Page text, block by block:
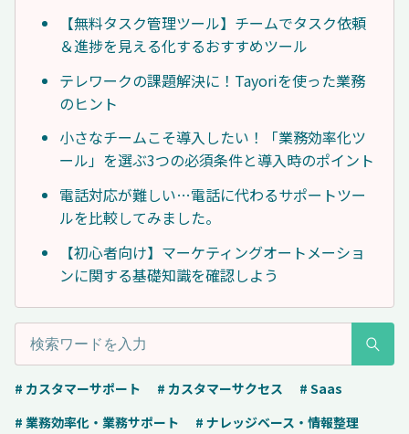
【無料タスク管理ツール】チームでタスク依頼
＆進捗を見える化するおすすめツール
テレワークの課題解決に！Tayoriを使った業務
のヒント
小さなチームこそ導入したい！「業務効率化ツ
ール」を選ぶ3つの必須条件と導入時のポイント
電話対応が難しい…電話に代わるサポートツー
ルを比較してみました。
【初心者向け】マーケティングオートメーショ
ンに関する基礎知識を確認しよう
# カスタマーサポート # カスタマーサクセス
# Saas
# 業務効率化・業務サポート
# ナレッジベース・情報整理